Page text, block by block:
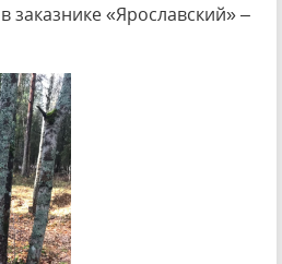
заказнике «Ярославский» –